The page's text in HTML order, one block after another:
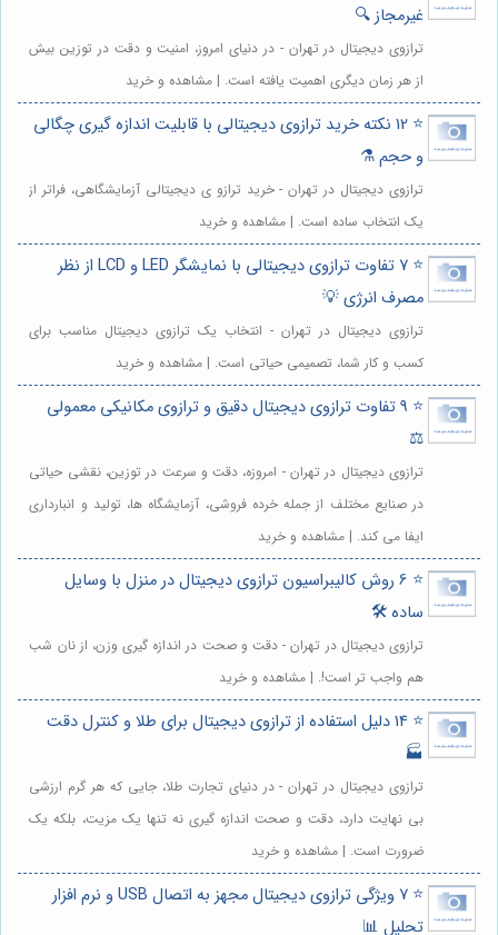
غیرمجاز 🔍
ترازوی دیجیتال در تهران - در دنیای امروز، امنیت و دقت در توزین بیش
از هر زمان دیگری اهمیت یافته است. | مشاهده و خرید
⭐️ 12 نکته خرید ترازوی دیجیتالی با قابلیت اندازه گیری چگالی
و حجم ⚗️
ترازوی دیجیتال در تهران - خرید ترازو ی دیجیتالی آزمایشگاهی، فراتر از
یک انتخاب ساده است. | مشاهده و خرید
⭐️ 7 تفاوت ترازوی دیجیتالی با نمایشگر LED و LCD از نظر
مصرف انرژی 💡
ترازوی دیجیتال در تهران - انتخاب یک ترازوی دیجیتال مناسب برای
کسب و کار شما، تصمیمی حیاتی است. | مشاهده و خرید
⭐️ 9 تفاوت ترازوی دیجیتال دقیق و ترازوی مکانیکی معمولی
⚖️
ترازوی دیجیتال در تهران - امروزه، دقت و سرعت در توزین، نقشی حیاتی
در صنایع مختلف از جمله خرده فروشی، آزمایشگاه ها، تولید و انبارداری
ایفا می کند. | مشاهده و خرید
⭐️ 6 روش کالیبراسیون ترازوی دیجیتال در منزل با وسایل
ساده 🛠️
ترازوی دیجیتال در تهران - دقت و صحت در اندازه گیری وزن، از نان شب
هم واجب تر است!. | مشاهده و خرید
⭐️ 14 دلیل استفاده از ترازوی دیجیتال برای طلا و کنترل دقت
🏭
ترازوی دیجیتال در تهران - در دنیای تجارت طلا، جایی که هر گرم ارزشی
بی نهایت دارد، دقت و صحت اندازه گیری نه تنها یک مزیت، بلکه یک
ضرورت است. | مشاهده و خرید
⭐️ 7 ویژگی ترازوی دیجیتال مجهز به اتصال USB و نرم افزار
تحلیل 📊